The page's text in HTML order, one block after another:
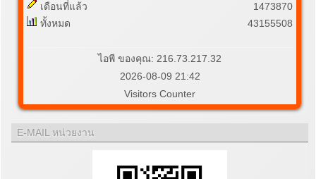
เดือนที่แล้ว
ทั้งหมด
1473870
43155508
ไอพี ของคุณ: 216.73.217.32
2026-08-09 21:42
Visitors Counter
E-MAIL หน่วยงาน